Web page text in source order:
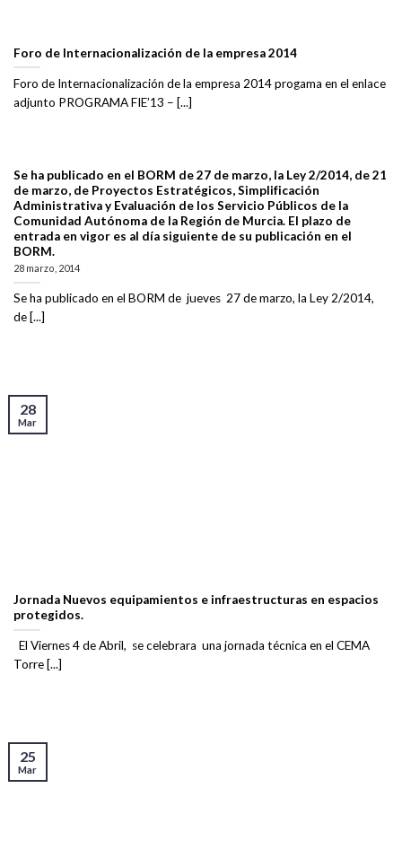
Foro de Internacionalización de la empresa 2014
Foro de Internacionalización de la empresa 2014 progama en el enlace
adjunto PROGRAMA FIE’13 – [...]
Se ha publicado en el BORM de 27 de marzo, la Ley 2/2014, de 21
de marzo, de Proyectos Estratégicos, Simplificación
Administrativa y Evaluación de los Servicio Públicos de la
Comunidad Autónoma de la Región de Murcia. El plazo de
entrada en vigor es al día siguiente de su publicación en el
BORM.
28 marzo, 2014
Se ha publicado en el BORM de jueves 27 de marzo, la Ley 2/2014,
de [...]
Jornada Nuevos equipamientos e infraestructuras en espacios
protegidos.
El Viernes 4 de Abril, se celebrara una jornada técnica en el CEMA
Torre [...]
28
Mar
25
Mar